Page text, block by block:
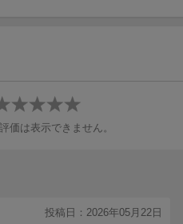
価は表示できません。
投稿日：2026年05月22日